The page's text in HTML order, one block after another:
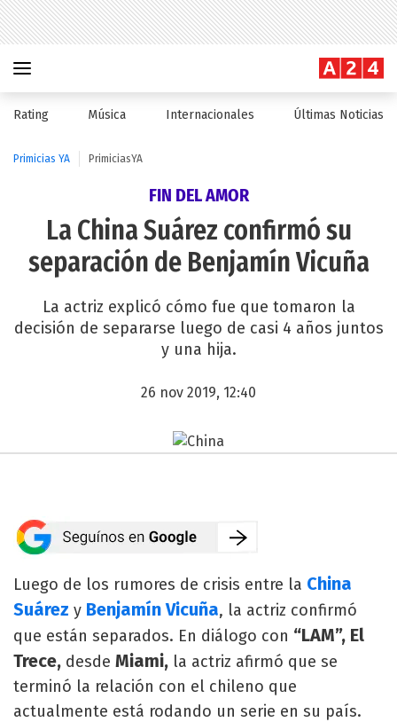
Rating Música Internacionales Últimas Noticias
Primicias YA PrimiciasYA
FIN DEL AMOR
La China Suárez confirmó su
separación de Benjamín Vicuña
La actriz explicó cómo fue que tomaron la
decisión de separarse luego de casi 4 años juntos
y una hija.
26 nov 2019, 12:40
Luego de los rumores de crisis entre la China
Suárez y Benjamín Vicuña, la actriz confirmó
que están separados. En diálogo con “LAM”, El
Trece, desde Miami, la actriz afirmó que se
terminó la relación con el chileno que
actualmente está rodando un serie en su país.